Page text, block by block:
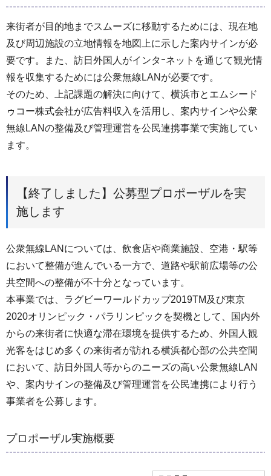
来街者が目的地までスムーズに移動するためには、現在地
及び周辺施設の立地情報を地図上に示した案内サインが必
要です。また、訪日外国人がインタｰネットを通じて観光情
報を収集するためには公衆無線LANが必要です。
そのため、上記課題の解決に向けて、横浜市とエムシード
ゥコー株式会社が広告料収入を活用し、案内サインや公衆
無線LANの整備及び管理運営を公民連携事業で実施してい
ます。
【終了しました】公募型プロポーザルを実
施します
公衆無線LANについては、飲食店や商業施設、空港・駅等
において整備が進んでいる一方で、道路や駅前広場等の公
共空間への整備が不十分となっています。
本事業では、ラグビーワールドカップ2019TM及び東京
2020オリンピック・パラリンピックを契機として、国内外
からの来街者に快適な滞在環境を提供するため、外国人観
光客をはじめ多くの来街者が訪れる横浜都心部の公共空間
において、訪日外国人等からのニーズの高い公衆無線LAN
や、案内サインの整備及び管理運営を公民連携により行う
事業者を公募します。
プロポーザル実施概要